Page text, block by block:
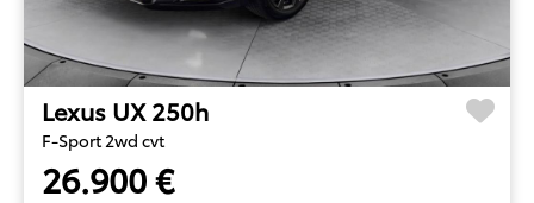
Lexus UX 250h
F-Sport 2wd cvt
26.900 €